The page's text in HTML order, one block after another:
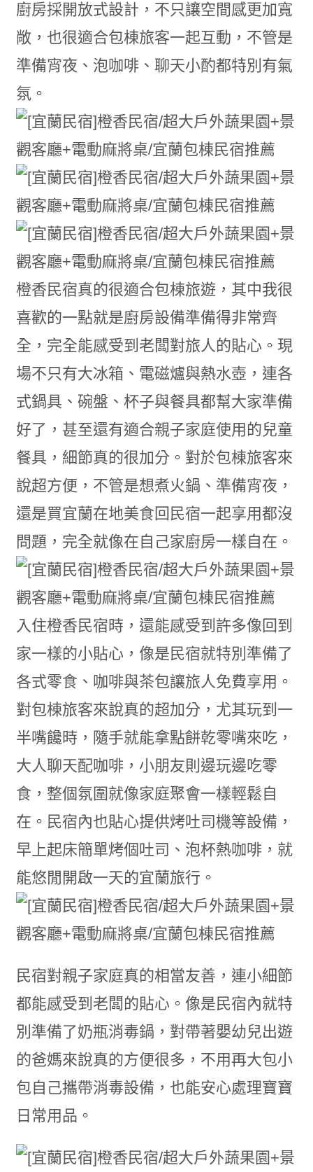
廚房採開放式設計，不只讓空間感更加寬
敞，也很適合包棟旅客一起互動，不管是
準備宵夜、泡咖啡、聊天小酌都特別有氣
氛。
橙香民宿真的很適合包棟旅遊，其中我很
喜歡的一點就是廚房設備準備得非常齊
全，完全能感受到老闆對旅人的貼心。現
場不只有大冰箱、電磁爐與熱水壺，連各
式鍋具、碗盤、杯子與餐具都幫大家準備
好了，甚至還有適合親子家庭使用的兒童
餐具，細節真的很加分。對於包棟旅客來
說超方便，不管是想煮火鍋、準備宵夜，
還是買宜蘭在地美食回民宿一起享用都沒
問題，完全就像在自己家廚房一樣自在。
入住橙香民宿時，還能感受到許多像回到
家一樣的小貼心，像是民宿就特別準備了
各式零食、咖啡與茶包讓旅人免費享用。
對包棟旅客來說真的超加分，尤其玩到一
半嘴饞時，隨手就能拿點餅乾零嘴來吃，
大人聊天配咖啡，小朋友則邊玩邊吃零
食，整個氛圍就像家庭聚會一樣輕鬆自
在。民宿內也貼心提供烤吐司機等設備，
早上起床簡單烤個吐司、泡杯熱咖啡，就
能悠閒開啟一天的宜蘭旅行。
民宿對親子家庭真的相當友善，連小細節
都能感受到老闆的貼心。像是民宿內就特
別準備了奶瓶消毒鍋，對帶著嬰幼兒出遊
的爸媽來說真的方便很多，不用再大包小
包自己攜帶消毒設備，也能安心處理寶寶
日常用品。